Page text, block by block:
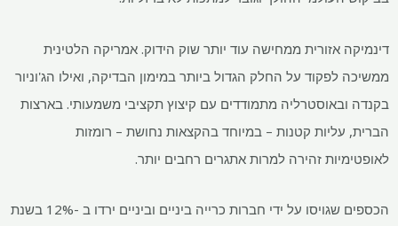
דינמיקה אזורית ממחישה עוד יותר שוק הידוק. אמריקה הלטינית
ממשיכה לפקוד על החלק הגדול ביותר במימון הבדיקה, ואילו הג'וניור
בקנדה ובאוסטרליה מתמודדים עם קיצוץ תקציבי משמעותי. בארצות
הברית, עליות קטנות – במיוחד בהקצאות נחושת – רומזות
לאופטימיות זהירה למרות אתגרים רחבים יותר.
הכספים שגויסו על ידי חברות כרייה ביניים וביניים ירדו ב -12% בשנת